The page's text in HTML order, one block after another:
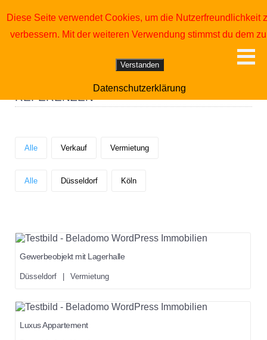
info@Dieter-Otto-Immobilien.de
REFERENZEN
REFERENZEN
Alle Verkauf Vermietung
Alle Düsseldorf Köln
Gewerbeobjekt mit Lagerhalle
Düsseldorf Vermietung
Luxus Appartement
Diese Seite verwendet Cookies, um die Nutzerfreundlichkeit
verbessern. Mit der weiteren Verwendung stimmst du dem
Verstanden
Datenschutzerklärung